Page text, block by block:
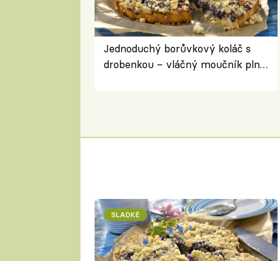
Jednoduchý borůvkový koláč s
drobenkou – vláčný moučník plný
SLADKÉ